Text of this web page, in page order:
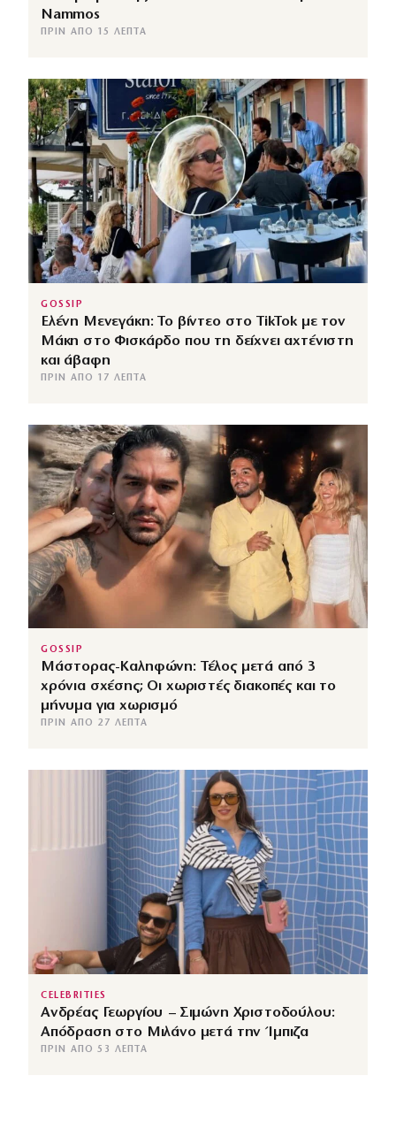
Nammos
ΠΡΙΝ ΑΠΌ 15 ΛΕΠΤΆ
GOSSIP
Ελένη Μενεγάκη: Το βίντεο στο TikTok με τον
Μάκη στο Φισκάρδο που τη δείχνει αχτένιστη
και άβαφη
ΠΡΙΝ ΑΠΌ 17 ΛΕΠΤΆ
GOSSIP
Μάστορας-Καληφώνη: Τέλος μετά από 3
χρόνια σχέσης; Οι χωριστές διακοπές και το
μήνυμα για χωρισμό
ΠΡΙΝ ΑΠΌ 27 ΛΕΠΤΆ
CELEBRITIES
Ανδρέας Γεωργίου – Σιμώνη Χριστοδούλου:
Απόδραση στο Μιλάνο μετά την Ίμπιζα
ΠΡΙΝ ΑΠΌ 53 ΛΕΠΤΆ